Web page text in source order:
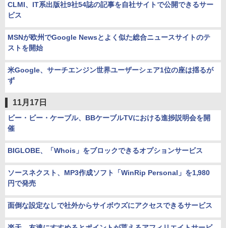
CLMI、IT系出版社9社54誌の記事を自社サイトで公開できるサー
ビス
MSNが欧州でGoogle Newsとよく似た総合ニュースサイトのテ
ストを開始
米Google、サーチエンジン世界ユーザーシェア1位の座は揺るが
ず
11月17日
ビー・ビー・ケーブル、BBケーブルTVにおける進捗説明会を開
催
BIGLOBE、「Whois」をブロックできるオプションサービス
ソースネクスト、MP3作成ソフト「WinRip Personal」を1,980
円で発売
面倒な設定なしで社外からサイボウズにアクセスできるサービス